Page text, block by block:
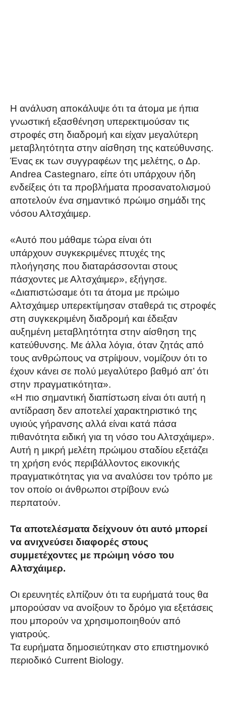
Η ανάλυση αποκάλυψε ότι τα άτομα με ήπια
γνωστική εξασθένηση υπερεκτιμούσαν τις
στροφές στη διαδρομή και είχαν μεγαλύτερη
μεταβλητότητα στην αίσθηση της κατεύθυνσης.
Ένας εκ των συγγραφέων της μελέτης, ο Δρ.
Andrea Castegnaro, είπε ότι υπάρχουν ήδη
ενδείξεις ότι τα προβλήματα προσανατολισμού
αποτελούν ένα σημαντικό πρώιμο σημάδι της
νόσου Αλτσχάιμερ.
«Αυτό που μάθαμε τώρα είναι ότι
υπάρχουν συγκεκριμένες πτυχές της
πλοήγησης που διαταράσσονται στους
πάσχοντες με Αλτσχάιμερ», εξήγησε.
«Διαπιστώσαμε ότι τα άτομα με πρώιμο
Αλτσχάιμερ υπερεκτίμησαν σταθερά τις στροφές
στη συγκεκριμένη διαδρομή και έδειξαν
αυξημένη μεταβλητότητα στην αίσθηση της
κατεύθυνσης. Με άλλα λόγια, όταν ζητάς από
τους ανθρώπους να στρίψουν, νομίζουν ότι το
έχουν κάνει σε πολύ μεγαλύτερο βαθμό απ’ ότι
στην πραγματικότητα».
«Η πιο σημαντική διαπίστωση είναι ότι αυτή η
αντίδραση δεν αποτελεί χαρακτηριστικό της
υγιούς γήρανσης αλλά είναι κατά πάσα
πιθανότητα ειδική για τη νόσο του Αλτσχάιμερ».
Αυτή η μικρή μελέτη πρώιμου σταδίου εξετάζει
τη χρήση ενός περιβάλλοντος εικονικής
πραγματικότητας για να αναλύσει τον τρόπο με
τον οποίο οι άνθρωποι στρίβουν ενώ
περπατούν.
Τα αποτελέσματα δείχνουν ότι αυτό μπορεί
να ανιχνεύσει διαφορές στους
συμμετέχοντες με πρώιμη νόσο του
Αλτσχάιμερ.
Οι ερευνητές ελπίζουν ότι τα ευρήματά τους θα
μπορούσαν να ανοίξουν το δρόμο για εξετάσεις
που μπορούν να χρησιμοποιηθούν από
γιατρούς.
Τα ευρήματα δημοσιεύτηκαν στο επιστημονικό
περιοδικό Current Biology.